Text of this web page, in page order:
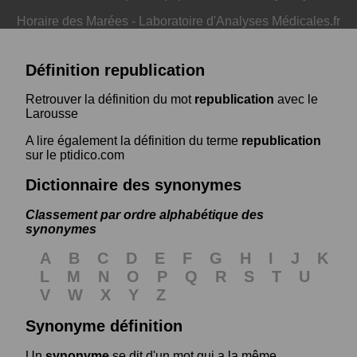
Horaire des Marées - Laboratoire d'Analyses Médicales.fr
Définition republication
Retrouver la définition du mot republication avec le
Larousse
A lire également la définition du terme republication
sur le ptidico.com
Dictionnaire des synonymes
Classement par ordre alphabétique des
synonymes
A B C D E F G H I J
K
L
M N O P Q R S T
U
V
W X Y
Z
Synonyme définition